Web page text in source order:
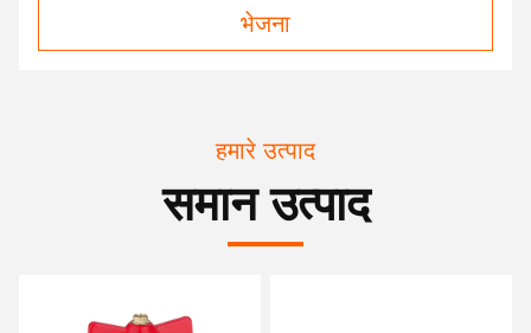
भेजना
हमारे उत्पाद
समान उत्पाद